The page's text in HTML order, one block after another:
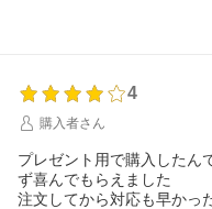
4
購入者さん
プレゼント用で購入したん
ず喜んでもらえました
注文してから対応も早かっ